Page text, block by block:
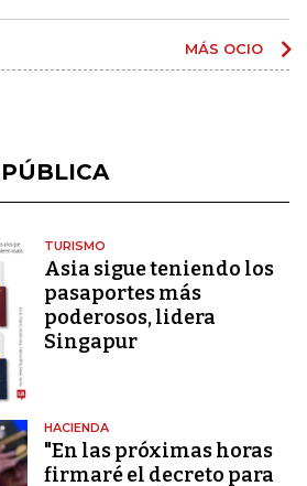
MÁS OCIO
TURISMO
Asia sigue teniendo los
pasaportes más
poderosos, lidera
Singapur
HACIENDA
"En las próximas horas
firmaré el decreto para